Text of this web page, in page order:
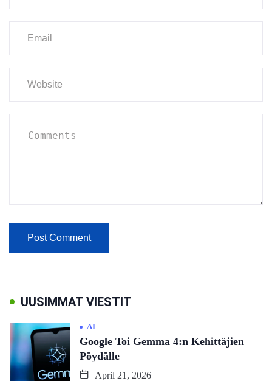
UUSIMMAT VIESTIT
AI
Google Toi Gemma 4:n Kehittäjien
Pöydälle
April 21, 2026